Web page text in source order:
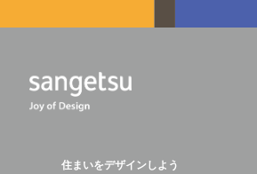
住まいをデザインしよう